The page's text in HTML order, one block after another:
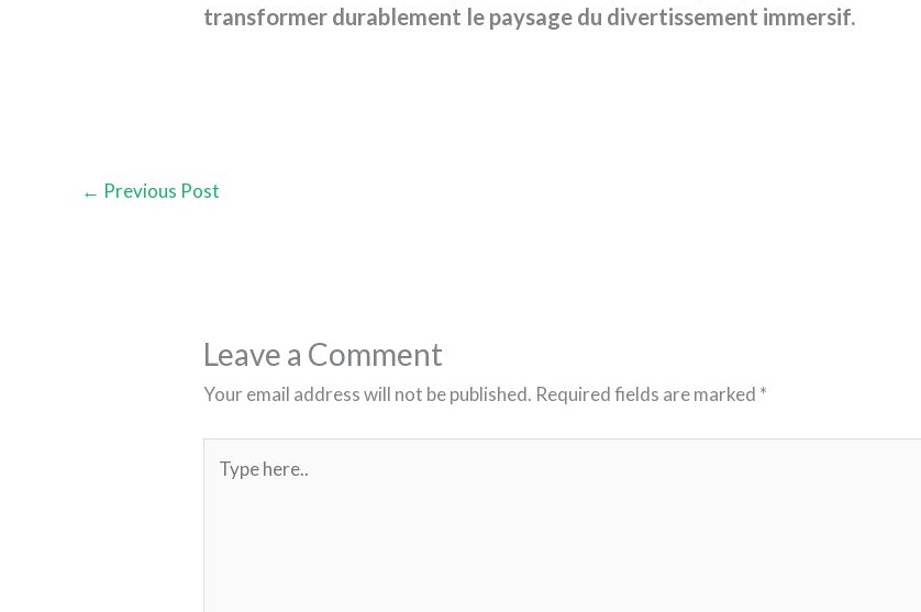
transformer durablement le paysage du divertissement immersif.
← Previous Post
Leave a Comment
Your email address will not be published. Required fields are marked *
here..